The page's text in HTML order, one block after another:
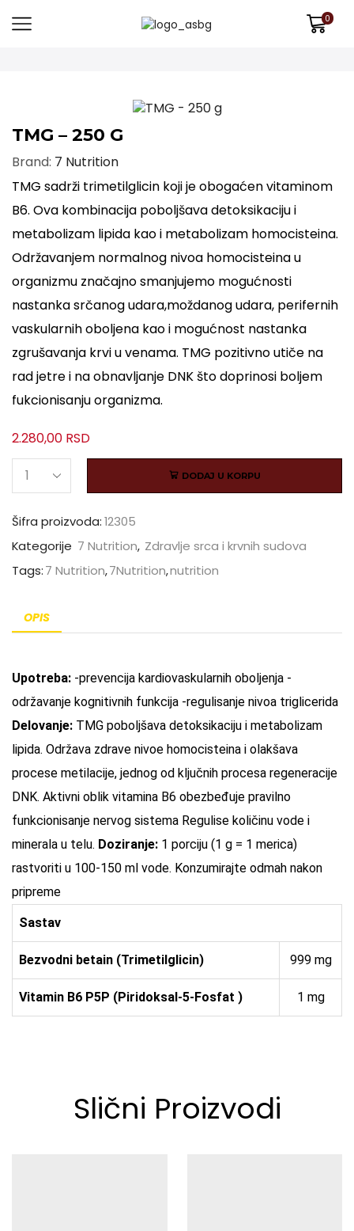
0
TMG – 250 G
Brand: 7 Nutrition
TMG sadrži trimetilglicin koji je obogaćen vitaminom
B6. Ova kombinacija poboljšava detoksikaciju i
metabolizam lipida kao i metabolizam homocisteina.
Održavanjem normalnog nivoa homocisteina u
organizmu značajno smanjujemo mogućnosti
nastanka srčanog udara,moždanog udara, perifernih
vaskularnih oboljena kao i mogućnost nastanka
zgrušavanja krvi u venama. TMG pozitivno utiče na
rad jetre i na obnavljanje DNK što doprinosi boljem
fukcionisanju organizma.
2.280,00 RSD
DODAJ U KORPU
Šifra proizvoda:12305
Kategorije 7 Nutrition, Zdravlje srca i krvnih sudova
Tags:7 Nutrition,7Nutrition,nutrition
OPIS
Upotreba: -prevencija kardiovaskularnih oboljenja -
održavanje kognitivnih funkcija -regulisanje nivoa triglicerida
Delovanje: TMG poboljšava detoksikaciju i metabolizam
lipida. Održava zdrave nivoe homocisteina i olakšava
procese metilacije, jednog od ključnih procesa regeneracije
DNK. Aktivni oblik vitamina B6 obezbeđuje pravilno
funkcionisanje nervog sistema Regulise količinu vode i
minerala u telu. Doziranje: 1 porciju (1 g = 1 merica)
rastvoriti u 100-150 ml vode. Konzumirajte odmah nakon
pripreme
Sastav
Bezvodni betain (Trimetilglicin) 999 mg
Vitamin B6 P5P (Piridoksal-5-Fosfat ) 1 mg
Slični Proizvodi